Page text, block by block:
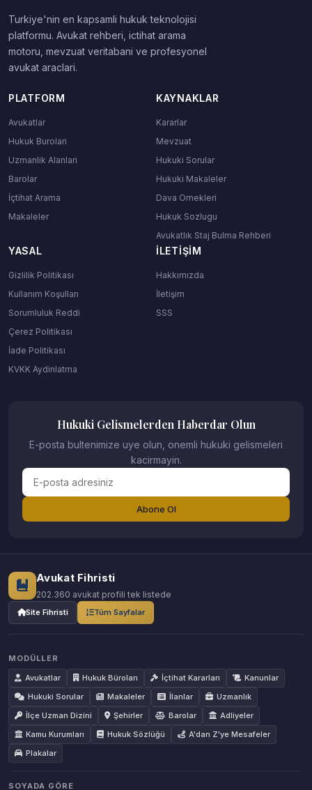
Turkiye'nin en kapsamli hukuk teknolojisi
platformu. Avukat rehberi, ictihat arama
motoru, mevzuat veritabani ve profesyonel
avukat araclari.
PLATFORM
Avukatlar
Hukuk Burolari
Uzmanlik Alanlari
Barolar
İçtihat Arama
Makaleler
KAYNAKLAR
Kararlar
Mevzuat
Hukuki Sorular
Hukuki Makaleler
Dava Ornekleri
Hukuk Sozlugu
Avukatlık Staj Bulma Rehberi
YASAL
Gizlilik Politikası
Kullanım Koşulları
Sorumluluk Reddi
Çerez Politikası
İade Politikası
KVKK Aydinlatma
İLETIŞIM
Hakkımızda
İletişim
SSS
Hukuki Gelismelerden Haberdar Olun
E-posta bultenimize uye olun, onemli hukuki gelismeleri
kacirmayin.
Abone Ol
Avukat Fihristi
202.360 avukat profili tek listede
Site Fihristi Tüm Sayfalar
MODÜLLER
Avukatlar
Hukuk Büroları İçtihat Kararları
Kanunlar
Hukuki Sorular
Makaleler İlanlar
Uzmanlık
İlçe Uzman Dizini
Şehirler Barolar
Adliyeler
Kamu Kurumları
Hukuk Sözlüğü
A'dan Z'ye Mesafeler
Plakalar
SOYADA GÖRE